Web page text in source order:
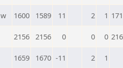
w 1600 1589 11 2 1
2156 2156 0 0 0
1659 1670 -11 2 1